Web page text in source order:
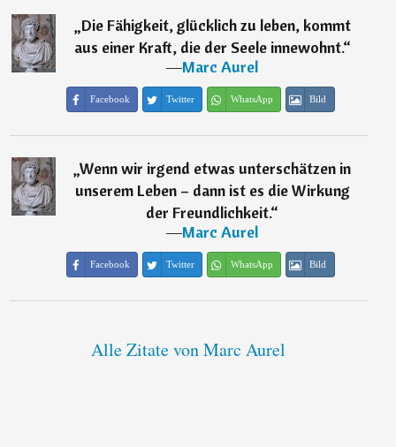
„Die Fähigkeit, glücklich zu leben, kommt
aus einer Kraft, die der Seele innewohnt.“
―Marc Aurel
Facebook Twitter WhatsApp Bild
„Wenn wir irgend etwas unterschätzen in
unserem Leben – dann ist es die Wirkung
der Freundlichkeit.“
―Marc Aurel
Facebook Twitter WhatsApp Bild
Alle Zitate von Marc Aurel